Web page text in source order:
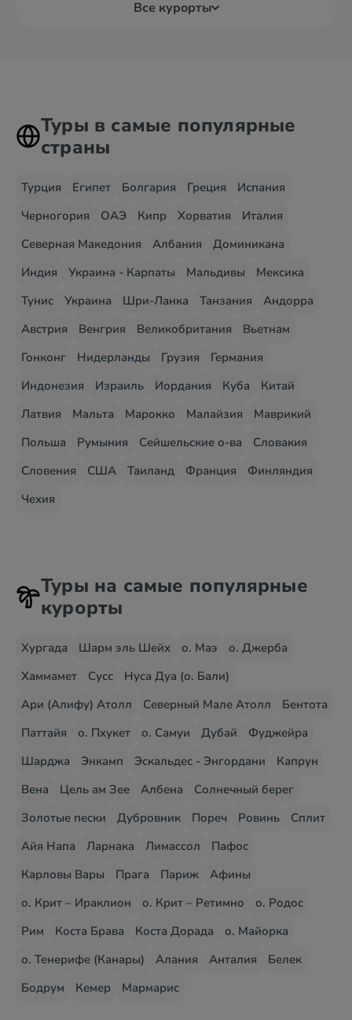
Все курорты
Туры в самые популярные
страны
Турция Египет Болгария Греция
Испания
Черногория
ОАЭ Кипр Хорватия
Италия
Северная Македония
Албания
Доминикана
Индия
Украина - Карпаты Мальдивы
Мексика
Тунис
Украина Шри-Ланка Танзания
Андорра
Австрия
Венгрия Великобритания
Вьетнам
Гонконг
Нидерланды Грузия
Германия
Индонезия
Израиль Иордания Куба
Китай
Латвия
Мальта Марокко Малайзия
Маврикий
Польша
Румыния Сейшельские о-ва
Словакия
Словения
США Таиланд Франция
Финляндия
Чехия
Туры на самые популярные
курорты
Хургада Шарм эль Шейх о. Маэ
о. Джерба
Хаммамет
Сусс
Нуса Дуа (о. Бали)
Ари (Алифу) Атолл
Северный Мале Атолл
Бентота
Паттайя
о. Пхукет о. Самуи Дубай
Фуджейра
Шарджа
Энкамп Эскальдес - Энгордани
Капрун
Вена
Цель ам Зее Албена
Солнечный берег
Золотые пески
Дубровник Пореч Ровинь
Сплит
Айя Напа
Ларнака Лимассол
Пафос
Карловы Вары
Прага Париж
Афины
о. Крит – Ираклион
о. Крит – Ретимно
о. Родос
Рим
Коста Брава Коста Дорада
о. Майорка
о. Тенерифе (Канары)
Алания Анталия
Белек
Бодрум
Кемер Мармарис